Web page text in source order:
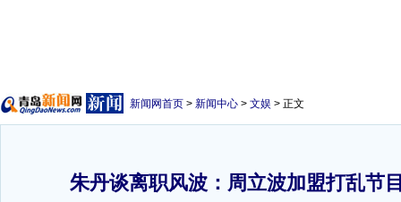
新闻网首页 > 新闻中心 > 文娱 > 正文
朱丹谈离职风波：周立波加盟打乱节